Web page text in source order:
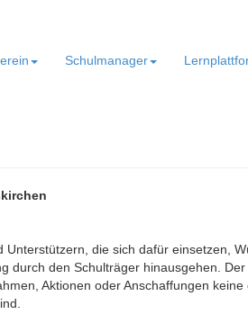
Schulmanager
die sich dafür einsetzen,
durch den Schulträger hinausgehen. Der
Aktionen oder Anschaffungen keine